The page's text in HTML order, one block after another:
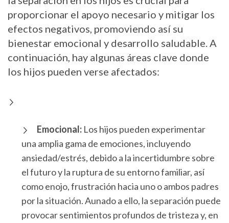
proporcionar el apoyo necesario y mitigar los
efectos negativos, promoviendo así su
bienestar emocional y desarrollo saludable. A
continuación, hay algunas áreas clave donde
los hijos pueden verse afectados:
Emocional: Los hijos pueden experimentar
una amplia gama de emociones, incluyendo
ansiedad/estrés, debido a la incertidumbre sobre
el futuro y la ruptura de su entorno familiar, así
como enojo, frustración hacia uno o ambos padres
por la situación. Aunado a ello, la separación puede
provocar sentimientos profundos de tristeza y, en